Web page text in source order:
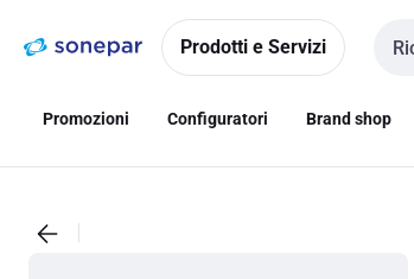
navigazionealla
Prodotti e Servizi
Promozioni Configuratori Brand shop